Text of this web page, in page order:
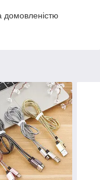
домовленістю